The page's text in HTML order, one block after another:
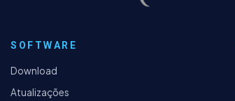
SOFTWARE
Download
Atualizações